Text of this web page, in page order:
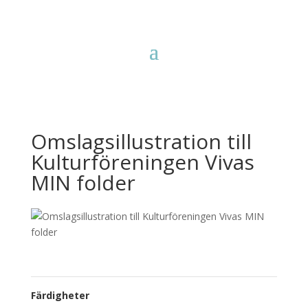
Omslagsillustration till
Kulturföreningen Vivas
MIN folder
Färdigheter